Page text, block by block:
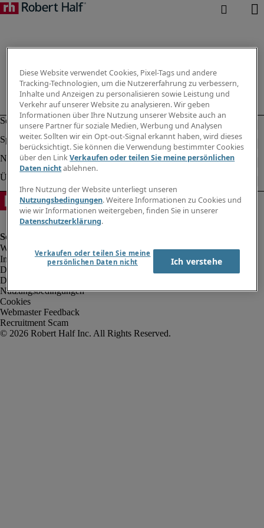
Impressum
Datenschutz
Datenschutz Arbeitnehmer/Leiharbeitnehmer
Nutzungsbedingungen
Cookies
Webmaster Feedback
Recruitment Scam
Diese Website verwendet Cookies, Pixel-Tags und andere
Tracking-Technologien, um die Nutzererfahrung zu verbessern,
Inhalte und Anzeigen zu personalisieren sowie Leistung und
Verkehr auf unserer Website zu analysieren. Wir geben
Informationen über Ihre Nutzung unserer Website auch an
unsere Partner für soziale Medien, Werbung und Analysen
weiter. Sollten wir ein Opt-out-Signal erkannt haben, wird dieses
berücksichtigt. Sie können die Verwendung bestimmter Cookies
über den LinkVerkaufen oder teilen Sie meine persönlichen
Daten nichtablehnen.
Ihre Nutzung der Website unterliegt unseren
Nutzungsbedingungen. Weitere Informationen zu Cookies und
wie wir Informationen weitergeben, finden Sie in unserer
Datenschutzerklärung.
Verkaufen oder teilen Sie meine
persönlichen Daten nicht
Ich verstehe